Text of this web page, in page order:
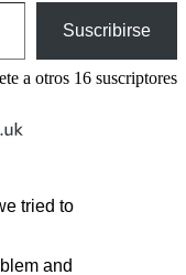
Suscribirse
a otros 16 suscriptores